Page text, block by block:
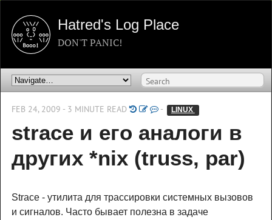
Hatred's Log Place
DON'T PANIC!
FEB 24, 2009 - 3 MINUTE READ - LINUX
strace и его аналоги в
других *nix (truss, par)
Strace - утилита для трассировки системных вызовов
и сигналов. Часто бывает полезна в задаче